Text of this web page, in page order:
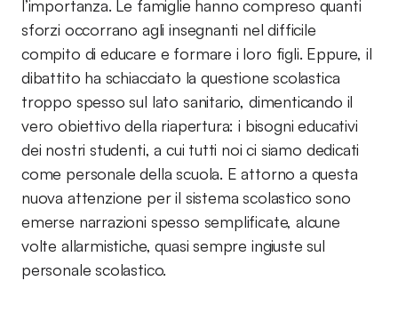
l’importanza. Le famiglie hanno compreso quanti
sforzi occorrano agli insegnanti nel difficile
compito di educare e formare i loro figli. Eppure, il
dibattito ha schiacciato la questione scolastica
troppo spesso sul lato sanitario, dimenticando il
vero obiettivo della riapertura: i bisogni educativi
dei nostri studenti, a cui tutti noi ci siamo dedicati
come personale della scuola. E attorno a questa
nuova attenzione per il sistema scolastico sono
emerse narrazioni spesso semplificate, alcune
volte allarmistiche, quasi sempre ingiuste sul
personale scolastico.